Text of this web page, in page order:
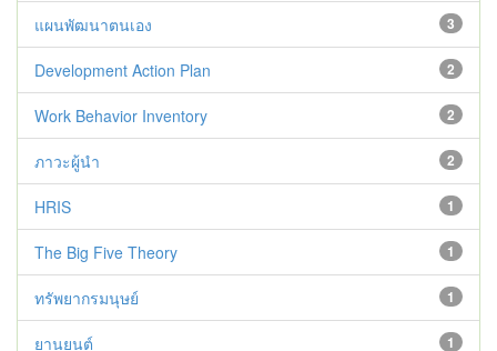
3
แผนพัฒนาตนเอง
2
Development Action Plan
2
Work Behavior Inventory
2
ภาวะผู้นำ
1
HRIS
1
The Big Five Theory
1
ทรัพยากรมนุษย์
1
ยานยนต์